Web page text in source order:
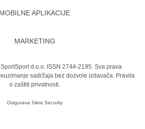
MOBILNE APLIKACIJE
MARKETING
d.o.o. ISSN 2744-2195. Sva prava
sadržaja bez dozvole izdavača. Pravila
o zaštiti privatnosti.
Osigurava Sikra Security